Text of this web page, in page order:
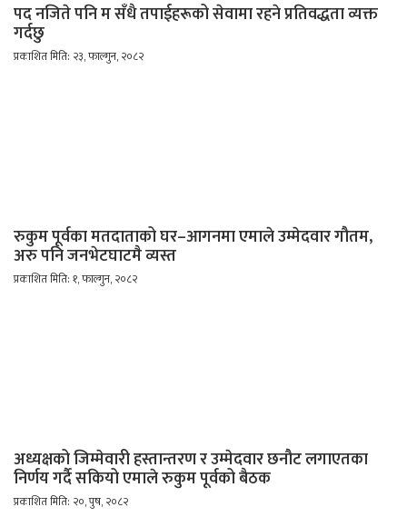
पद नजिते पनि म सँधै तपाईहरूको सेवामा रहने प्रतिवद्धता व्यक्त
गर्दछु
प्रकाशित मिति: २३, फाल्गुन, २०८२
रुकुम पूर्वका मतदाताको घर–आगनमा एमाले उम्मेदवार गौतम,
अरु पनि जनभेटघाटमै व्यस्त
प्रकाशित मिति: १, फाल्गुन, २०८२
अध्यक्षको जिम्मेवारी हस्तान्तरण र उम्मेदवार छनौट लगाएतका
निर्णय गर्दै सकियो एमाले रुकुम पूर्वको बैठक
प्रकाशित मिति: २०, पुष, २०८२